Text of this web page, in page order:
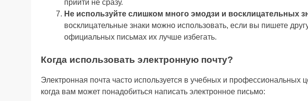
прийти не сразу.
Не используйте слишком много эмодзи и восклицательных
восклицательные знаки можно использовать, если вы пишете
официальных письмах их лучше избегать.
Когда использовать электронную почту?
Электронная почта часто используется в учебных и профессиональных
когда вам может понадобиться написать электронное письмо: